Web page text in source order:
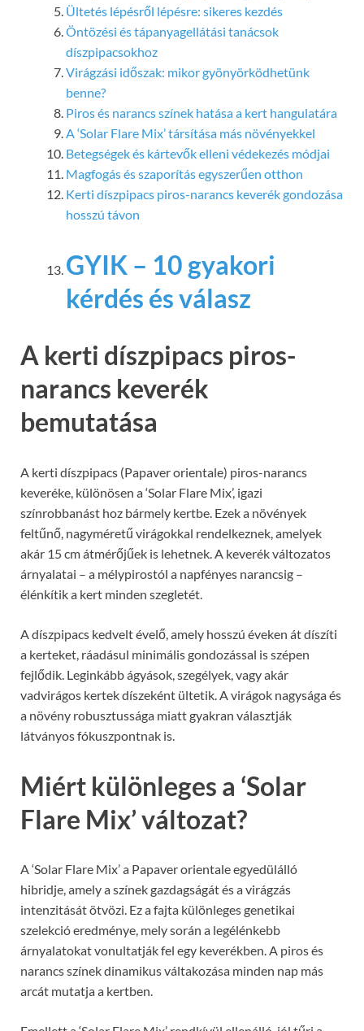
Ültetés lépésről lépésre: sikeres kezdés
Öntözési és tápanyagellátási tanácsok
díszpipacsokhoz
Virágzási időszak: mikor gyönyörködhetünk
benne?
Piros és narancs színek hatása a kert hangulatára
A ‘Solar Flare Mix’ társítása más növényekkel
Betegségek és kártevők elleni védekezés módjai
Magfogás és szaporítás egyszerűen otthon
Kerti díszpipacs piros-narancs keverék gondozása
hosszú távon
GYIK – 10 gyakori
kérdés és válasz
A kerti díszpipacs piros-
narancs keverék
bemutatása
A kerti díszpipacs (Papaver orientale) piros-narancs
keveréke, különösen a ‘Solar Flare Mix’, igazi
színrobbanást hoz bármely kertbe. Ezek a növények
feltűnő, nagyméretű virágokkal rendelkeznek, amelyek
akár 15 cm átmérőjűek is lehetnek. A keverék változatos
árnyalatai – a mélypirostól a napfényes narancsig –
élénkítik a kert minden szegletét.
A díszpipacs kedvelt évelő, amely hosszú éveken át díszíti
a kerteket, ráadásul minimális gondozással is szépen
fejlődik. Leginkább ágyások, szegélyek, vagy akár
vadvirágos kertek díszeként ültetik. A virágok nagysága és
a növény robusztussága miatt gyakran választják
látványos fókuszpontnak is.
Miért különleges a ‘Solar
Flare Mix’ változat?
A ‘Solar Flare Mix’ a Papaver orientale egyedülálló
hibridje, amely a színek gazdagságát és a virágzás
intenzitását ötvözi. Ez a fajta különleges genetikai
szelekció eredménye, mely során a legélénkebb
árnyalatokat vonultatják fel egy keverékben. A piros és
narancs színek dinamikus váltakozása minden nap más
arcát mutatja a kertben.